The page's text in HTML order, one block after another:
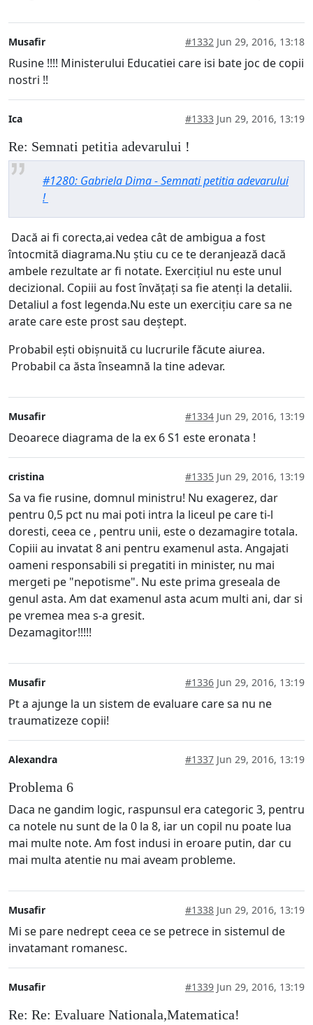
Musafir #1332 Jun 29, 2016, 13:18
Rusine !!!! Ministerului Educatiei care isi bate joc de copii
nostri !!
Ica #1333 Jun 29, 2016, 13:19
Re: Semnati petitia adevarului !
#1280: Gabriela Dima - Semnati petitia adevarului
!
Dacă ai fi corecta,ai vedea cât de ambigua a fost
întocmită diagrama.Nu știu cu ce te deranjează dacă
ambele rezultate ar fi notate. Exercițiul nu este unul
decizional. Copiii au fost învățați sa fie atenți la detalii.
Detaliul a fost legenda.Nu este un exercițiu care sa ne
arate care este prost sau deștept.
Probabil ești obișnuită cu lucrurile făcute aiurea.
Probabil ca ăsta înseamnă la tine adevar.
Musafir #1334 Jun 29, 2016, 13:19
Deoarece diagrama de la ex 6 S1 este eronata !
cristina #1335 Jun 29, 2016, 13:19
Sa va fie rusine, domnul ministru! Nu exagerez, dar
pentru 0,5 pct nu mai poti intra la liceul pe care ti-l
doresti, ceea ce , pentru unii, este o dezamagire totala.
Copiii au invatat 8 ani pentru examenul asta. Angajati
oameni responsabili si pregatiti in minister, nu mai
mergeti pe "nepotisme". Nu este prima greseala de
genul asta. Am dat examenul asta acum multi ani, dar si
pe vremea mea s-a gresit.
Dezamagitor!!!!!
Musafir #1336 Jun 29, 2016, 13:19
Pt a ajunge la un sistem de evaluare care sa nu ne
traumatizeze copii!
Alexandra #1337 Jun 29, 2016, 13:19
Problema 6
Daca ne gandim logic, raspunsul era categoric 3, pentru
ca notele nu sunt de la 0 la 8, iar un copil nu poate lua
mai multe note. Am fost indusi in eroare putin, dar cu
mai multa atentie nu mai aveam probleme.
Musafir #1338 Jun 29, 2016, 13:19
Mi se pare nedrept ceea ce se petrece in sistemul de
invatamant romanesc.
Musafir #1339 Jun 29, 2016, 13:19
Re: Re: Evaluare Nationala,Matematica!